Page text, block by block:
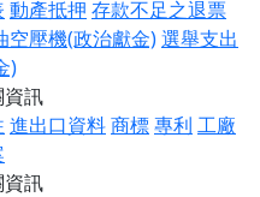
動產抵押 存款不足之退票
空壓機(政治獻金)選舉支出
)
訊
進出口資料商標專利 工廠
訊